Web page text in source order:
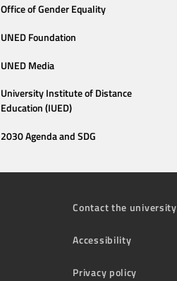
Office of Gender Equality
UNED Foundation
UNED Media
University Institute of Distance
Education (IUED)
2030 Agenda and SDG
Contact the university
Accessibility
Privacy policy